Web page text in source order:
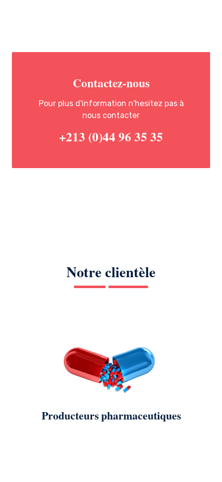
Contactez-nous
Pour plus d'information n'hesitez pas à
nous contacter
+213 (0)44 96 35 35
Notre clientèle
Producteurs pharmaceutiques